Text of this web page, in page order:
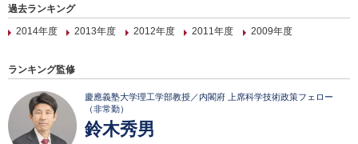
過去ランキング
2014年度
2013年度 2012年度 2011年度 2009年度
ランキング監修
慶應義塾大学理工学部教授／内閣府 上席科学技術政策フェロー
（非常勤）
鈴木秀男